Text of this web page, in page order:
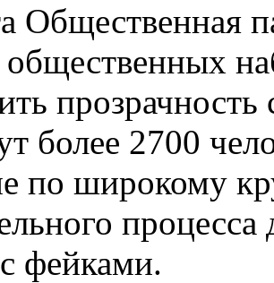
Общественная
общественных
прозрачность
более 2700
по широкому
фейками.